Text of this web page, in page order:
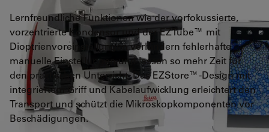
Lernfreundliche Funktionen wie der vorfokussierte,
vorzentrierte Kondensor und der EZTube™ mit
Dioptrienvoreinstellungen verhindern fehlerhafte
manuelle Einstellungen und lassen so mehr Zeit für
den praktischen Unterricht. Das EZStore™-Design mit
integriertem Griff und Kabelaufwicklung erleichtert den
Transport und schützt die Mikroskopkomponenten vor
Beschädigungen.